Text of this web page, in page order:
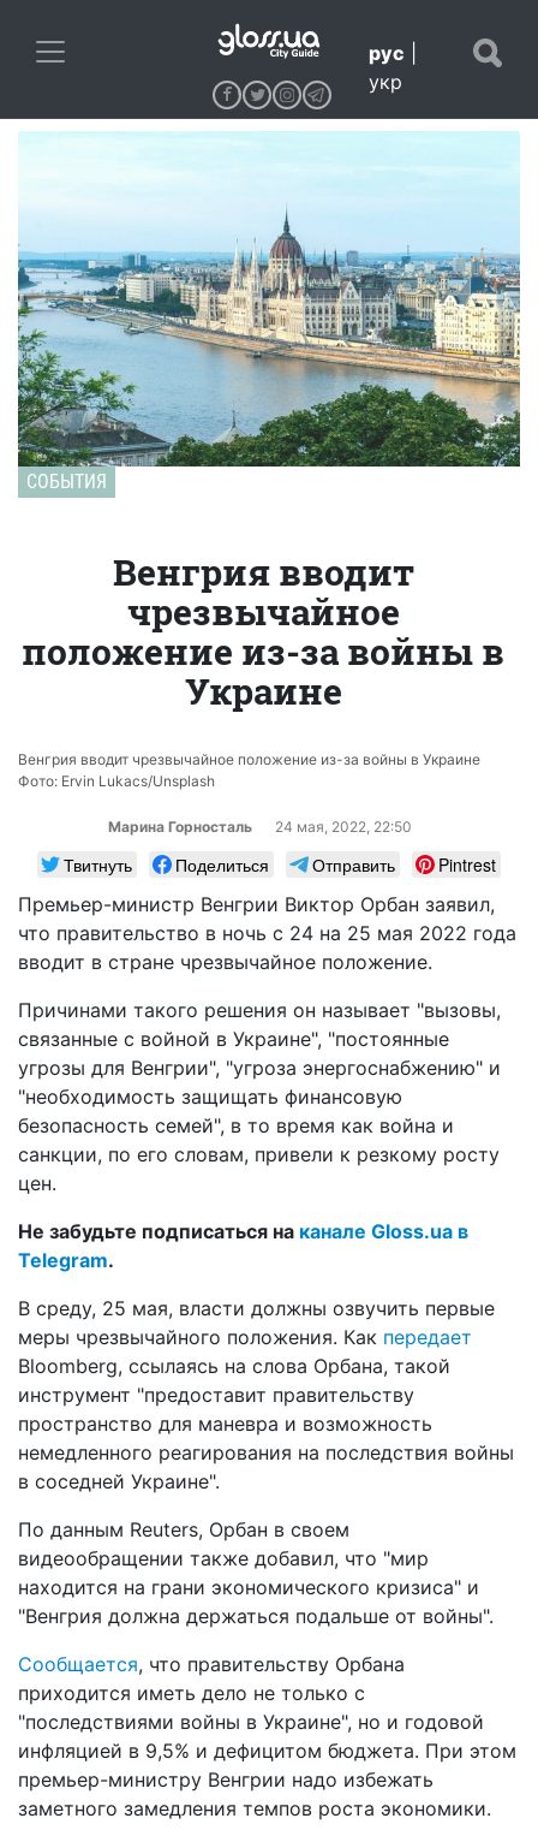
рус
укр
СОБЫТИЯ
Венгрия вводит
чрезвычайное
положение из-за войны в
Украине
Венгрия вводит чрезвычайное положение из-за войны в Украине
Фото: Ervin Lukacs/Unsplash
Марина Горносталь 24 мая, 2022, 22:50
Твитнуть Поделиться Отправить
Pintrest
Премьер-министр Венгрии Виктор Орбан заявил,
что правительство в ночь с 24 на 25 мая 2022 года
вводит в стране чрезвычайное положение.
Причинами такого решения он называет "вызовы,
связанные с войной в Украине", "постоянные
угрозы для Венгрии", "угроза энергоснабжению" и
"необходимость защищать финансовую
безопасность семей", в то время как война и
санкции, по его словам, привели к резкому росту
цен.
Не забудьте подписаться на канале Gloss.ua в
Telegram.
В среду, 25 мая, власти должны озвучить первые
меры чрезвычайного положения. Как передает
Bloomberg, ссылаясь на слова Орбана, такой
инструмент "предоставит правительству
пространство для маневра и возможность
немедленного реагирования на последствия войны
в соседней Украине".
По данным Reuters, Орбан в своем
видеообращении также добавил, что "мир
находится на грани экономического кризиса" и
"Венгрия должна держаться подальше от войны".
Сообщается, что правительству Орбана
приходится иметь дело не только с
"последствиями войны в Украине", но и годовой
инфляцией в 9,5% и дефицитом бюджета. При этом
премьер-министру Венгрии надо избежать
заметного замедления темпов роста экономики.